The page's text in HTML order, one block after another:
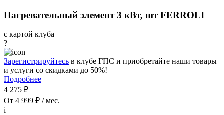
Нагревательный элемент 3 кВт, шт FERROLI
с картой клуба
?
Зарегистрируйтесь в клубе ГПС и приобретайте наши товары
и услуги со скидками до 50%!
Подробнее
4 275 ₽
От 4 999 ₽ / мес.
i